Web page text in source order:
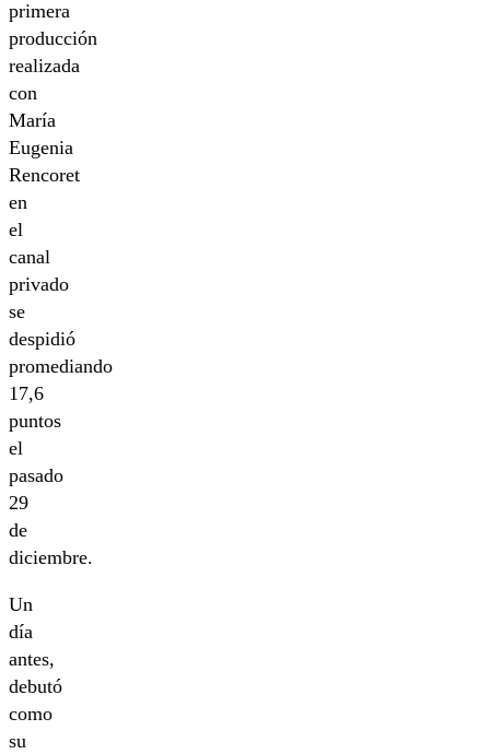
primera
producción
realizada
con
María
Eugenia
Rencoret
en
el
canal
privado
se
despidió
promediando
17,6
puntos
el
pasado
29
de
diciembre.
Un
día
antes,
debutó
como
su